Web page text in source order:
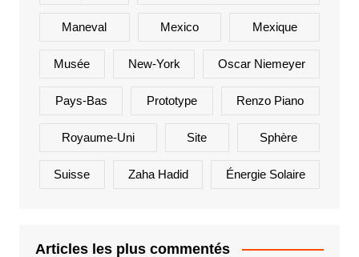
Maneval Mexico Mexique
Musée New-York Oscar Niemeyer
Pays-Bas Prototype Renzo Piano
Royaume-Uni Site Sphère
Suisse Zaha Hadid Énergie Solaire
Articles les plus commentés